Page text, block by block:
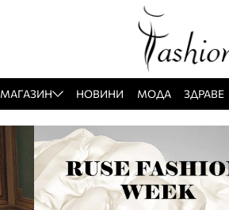
МАГАЗИН НОВИНИ МОДА ЗДРАВЕ